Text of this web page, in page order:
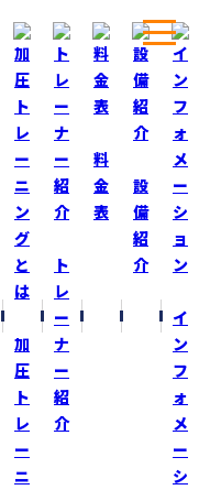
加
圧
ト
レ
ー
ニ
ト
レ
ー
ナ
ー
紹
介
料
金
表
設
備
紹
介
イ
ン
フ
ォ
メ
ー
シ
ｌぜりー”
思わないのに
思ってしまう！